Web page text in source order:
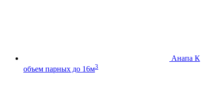
Анапа К
объем парных до 16м3